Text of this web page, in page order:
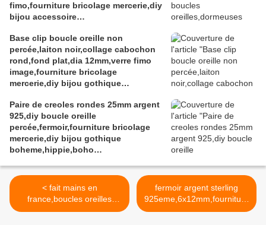
fimo,fourniture bricolage mercerie,diy
bijou accessoire
vintage retro,baroque punk
kawaii,boheme victorien
edouardien,ateliers du fait mains,art
deco art nouveau
Base clip boucle oreille non
percée,laiton noir,collage cabochon
rond,fond plat,dia 12mm,verre fimo
image,fourniture bricolage
mercerie,diy bijou gothique
victorien,fait mains
Paire de creoles rondes 25mm argent
925,diy boucle oreille
percée,fermoir,fourniture bricolage
mercerie,diy bijou gothique
boheme,hippie,boho
< fait mains en
france,boucles oreilles
percee perles rondes et
fermoir argent sterling
925eme,6x12mm,fourniture
bricolage mercerie,diy bijou